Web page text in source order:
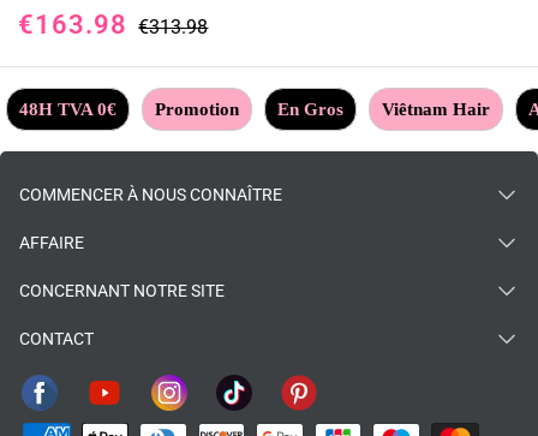
Humains
€163.98 €313.98
48H TVA 0€ Promotion En Gros Viêtnam Hair
COMMENCER À NOUS CONNAÎTRE
AFFAIRE
CONCERNANT NOTRE SITE
CONTACT